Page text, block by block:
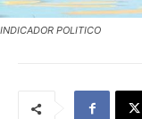
INDICADOR POLITICO